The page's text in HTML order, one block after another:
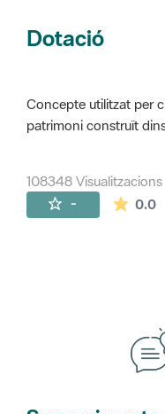
Dotació
Concepte utilitzat per
patrimoni construït
108348 Visualitzacions
- 0.0